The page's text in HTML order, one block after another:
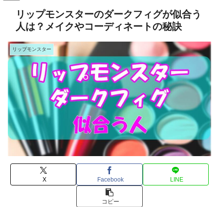
リップモンスターのダークフィグが似合う
人は？メイクやコーディネートの秘訣
リップモンスター
X Facebook LINE
コピー